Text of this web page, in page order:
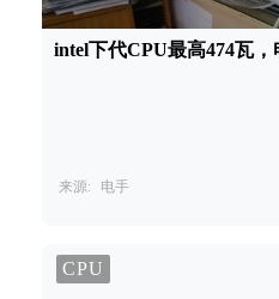
intel下代CPU最高474瓦
来源: 电手
CPU